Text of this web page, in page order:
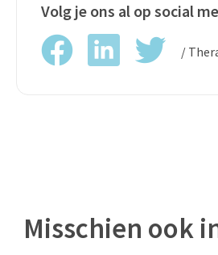
Volg je ons al op social
/
Misschien ook